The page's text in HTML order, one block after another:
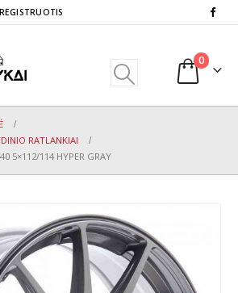
REGISTRUOTIS
0
RATLANKIAI
5×112/114 HYPER GRAY